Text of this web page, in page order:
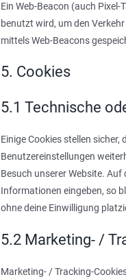
Ein Web-Beacon (auch
benutzt wird, um den
mittels Web-Beacons
5. Cookies
5.1 Technische
Einige Cookies stellen
Benutzereinstellungen
Besuch unserer Website.
Informationen eingeben, so
ohne deine Einwilligung
5.2 Marketing- /
Marketing- / Tracking-